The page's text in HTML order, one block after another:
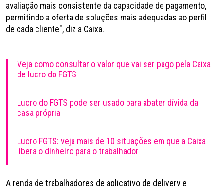
avaliação mais consistente da capacidade de pagamento,
permitindo a oferta de soluções mais adequadas ao perfil
de cada cliente", diz a Caixa.
Veja como consultar o valor que vai ser pago pela Caixa
de lucro do FGTS
Lucro do FGTS pode ser usado para abater dívida da
casa própria
Lucro FGTS: veja mais de 10 situações em que a Caixa
libera o dinheiro para o trabalhador
A renda de trabalhadores de aplicativo de delivery e